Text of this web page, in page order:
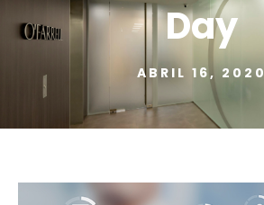
Day
ABRIL 16, 2020